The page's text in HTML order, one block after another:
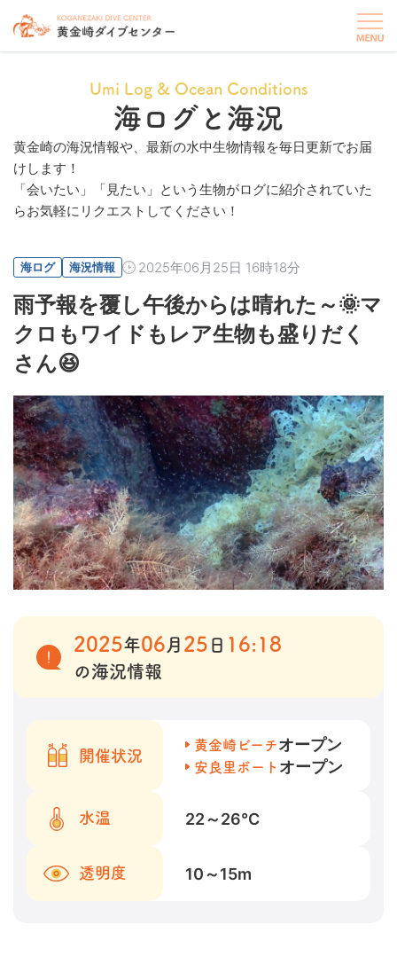
Umi Log & Ocean Conditions
海ログと海況
黄金崎の海況情報や、最新の水中生物情報を毎日更新でお届
けします！
「会いたい」「見たい」という生物がログに紹介されていた
らお気軽にリクエストしてください！
海ログ 海況情報 2025年06月25日 16時18分
雨予報を覆し午後からは晴れた～🌞マ
クロもワイドもレア生物も盛りだく
さん😆
2025年06 月 25 日 16:18
の海況情報
開催状況
黄金崎ビーチオープン
安良里ボート オープン
水温 22～26℃
透明度 10～15m